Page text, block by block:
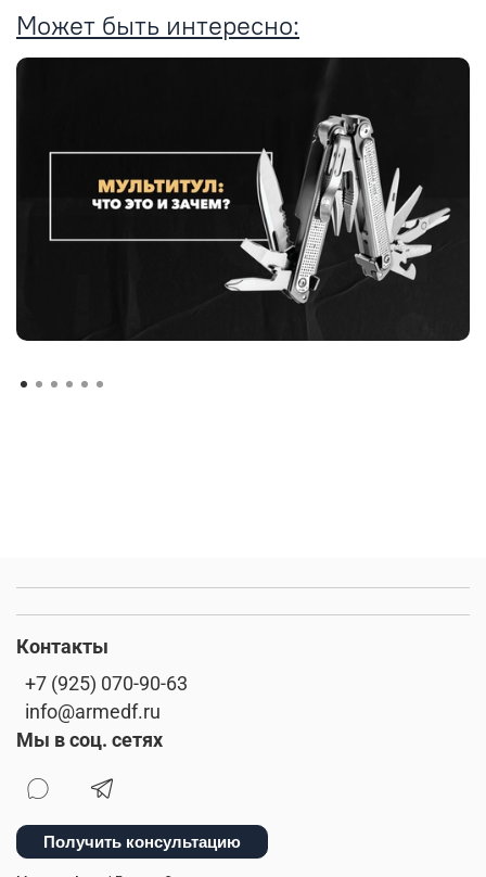
Может быть интересно:
Контакты
+7 (925) 070-90-63
info@armedf.ru
Мы в соц. сетях
Получить консультацию